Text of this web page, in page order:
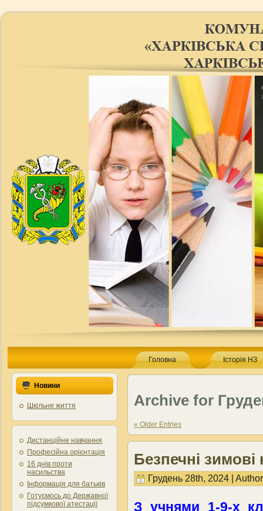
Головна Історія НЗ
Новини
Шкільне життя
Дистанційне навчання
Професійна орієнтація
16 днів проти
насильства
Інформація для батьків
Готуємось до Державної
підсумкової атестації
Archive for
« Older Entries
Безпечні зимові
Грудень 28th, 2024 |
З учнями 1-9-х